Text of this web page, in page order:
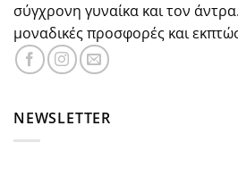
σύγχρονη γυναίκα και τον
μοναδικές προσφορές και
NEWSLETTER